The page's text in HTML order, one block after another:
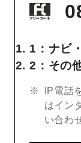
1：ナビ
2：その
IP電話
はイン
い合わ